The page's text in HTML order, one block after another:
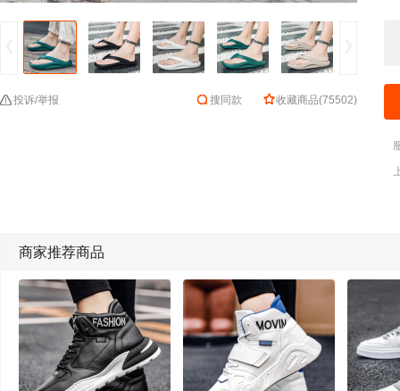
投诉/举报 搜同款 收藏商品(75502)
商家推荐商品